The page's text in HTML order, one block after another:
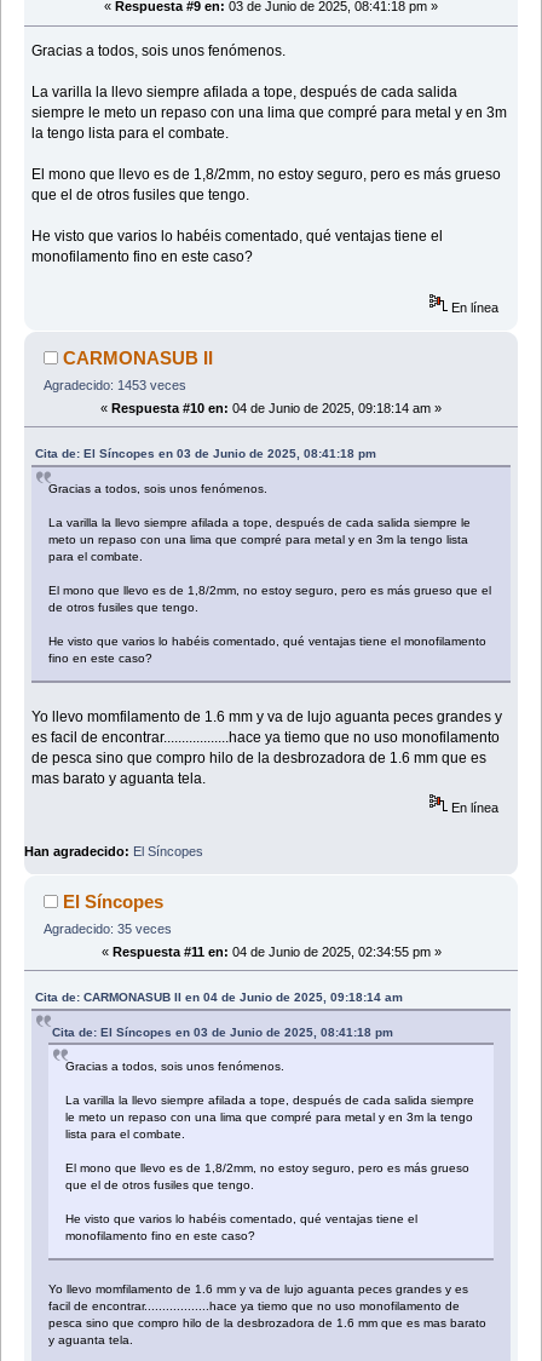
« Respuesta #9 en: 03 de Junio de 2025, 08:41:18 pm »
Gracias a todos, sois unos fenómenos.
La varilla la llevo siempre afilada a tope, después de cada salida
siempre le meto un repaso con una lima que compré para metal y en 3m
la tengo lista para el combate.
El mono que llevo es de 1,8/2mm, no estoy seguro, pero es más grueso
que el de otros fusiles que tengo.
He visto que varios lo habéis comentado, qué ventajas tiene el
monofilamento fino en este caso?
En línea
CARMONASUB II
Agradecido: 1453 veces
« Respuesta #10 en: 04 de Junio de 2025, 09:18:14 am »
Cita de: El Síncopes en 03 de Junio de 2025, 08:41:18 pm
Gracias a todos, sois unos fenómenos.
La varilla la llevo siempre afilada a tope, después de cada salida siempre le
meto un repaso con una lima que compré para metal y en 3m la tengo lista
para el combate.
El mono que llevo es de 1,8/2mm, no estoy seguro, pero es más grueso que el
de otros fusiles que tengo.
He visto que varios lo habéis comentado, qué ventajas tiene el monofilamento
fino en este caso?
Yo llevo momfilamento de 1.6 mm y va de lujo aguanta peces grandes y
es facil de encontrar..................hace ya tiemo que no uso monofilamento
de pesca sino que compro hilo de la desbrozadora de 1.6 mm que es
mas barato y aguanta tela.
En línea
Han agradecido: El Síncopes
El Síncopes
Agradecido: 35 veces
« Respuesta #11 en: 04 de Junio de 2025, 02:34:55 pm »
Cita de: CARMONASUB II en 04 de Junio de 2025, 09:18:14 am
Cita de: El Síncopes en 03 de Junio de 2025, 08:41:18 pm
Gracias a todos, sois unos fenómenos.
La varilla la llevo siempre afilada a tope, después de cada salida siempre
le meto un repaso con una lima que compré para metal y en 3m la tengo
lista para el combate.
El mono que llevo es de 1,8/2mm, no estoy seguro, pero es más grueso
que el de otros fusiles que tengo.
He visto que varios lo habéis comentado, qué ventajas tiene el
monofilamento fino en este caso?
Yo llevo momfilamento de 1.6 mm y va de lujo aguanta peces grandes y es
facil de encontrar..................hace ya tiemo que no uso monofilamento de
pesca sino que compro hilo de la desbrozadora de 1.6 mm que es mas barato
y aguanta tela.